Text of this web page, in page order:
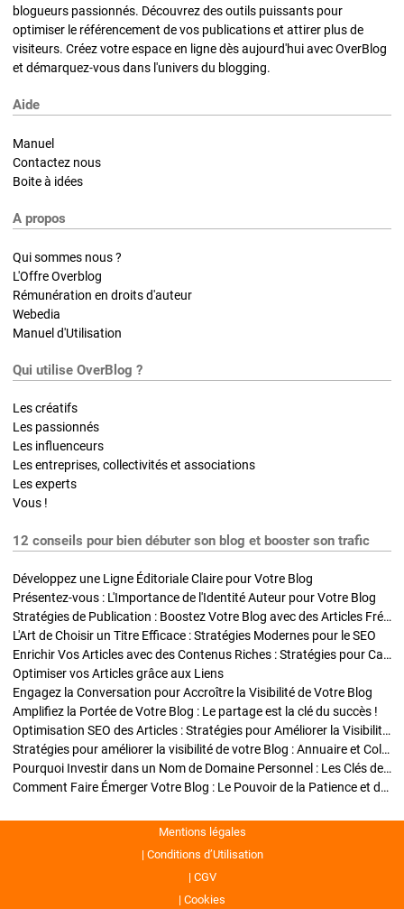
blogueurs passionnés. Découvrez des outils puissants pour
optimiser le référencement de vos publications et attirer plus de
visiteurs. Créez votre espace en ligne dès aujourd'hui avec OverBlog
et démarquez-vous dans l'univers du blogging.
Aide
Manuel
Contactez nous
Boite à idées
A propos
Qui sommes nous ?
L'Offre Overblog
Rémunération en droits d'auteur
Webedia
Manuel d'Utilisation
Qui utilise OverBlog ?
Les créatifs
Les passionnés
Les influenceurs
Les entreprises, collectivités et associations
Les experts
Vous !
12 conseils pour bien débuter son blog et booster son trafic
Développez une Ligne Éditoriale Claire pour Votre Blog
Présentez-vous : L'Importance de l'Identité Auteur pour Votre Blog
Stratégies de Publication : Boostez Votre Blog avec des Articles Fréquents et Exclusifs
L'Art de Choisir un Titre Efficace : Stratégies Modernes pour le SEO
Enrichir Vos Articles avec des Contenus Riches : Stratégies pour Captiver et Optimiser
Optimiser vos Articles grâce aux Liens
Engagez la Conversation pour Accroître la Visibilité de Votre Blog
Amplifiez la Portée de Votre Blog : Le partage est la clé du succès !
Optimisation SEO des Articles : Stratégies pour Améliorer la Visibilité de Votre Blog
Stratégies pour améliorer la visibilité de votre Blog : Annuaire et Collaborations
Pourquoi Investir dans un Nom de Domaine Personnel : Les Clés de la Réussite de Votre Blog
Comment Faire Émerger Votre Blog : Le Pouvoir de la Patience et de la Persévérance
Mentions légales
Conditions d’Utilisation
CGV
Cookies